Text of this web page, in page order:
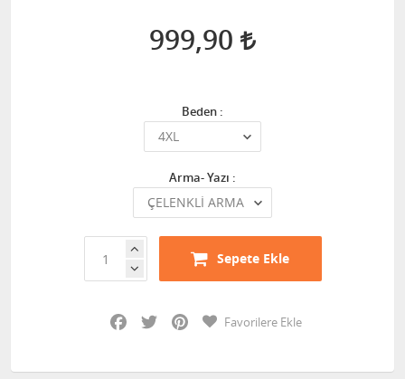
999,90
Beden :
Arma- Yazı :
Sepete Ekle
Facebook
Twitter PinterestFavorilere Ekle